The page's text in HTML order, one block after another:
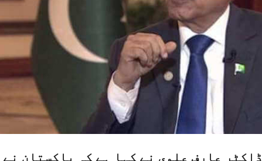
ڈاکٹر عارف علوی نے کہا ہے کہ پاکستان نے